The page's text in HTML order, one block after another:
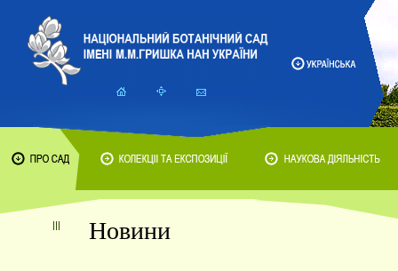
Новини